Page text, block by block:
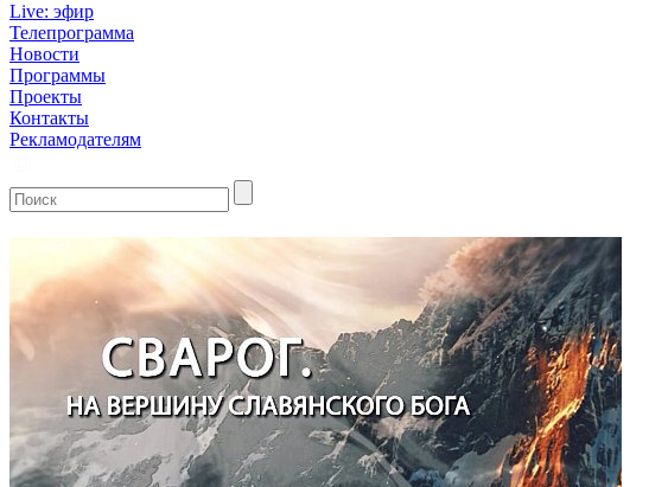
Live: эфир
Телепрограмма
Новости
Программы
Проекты
Контакты
Рекламодателям